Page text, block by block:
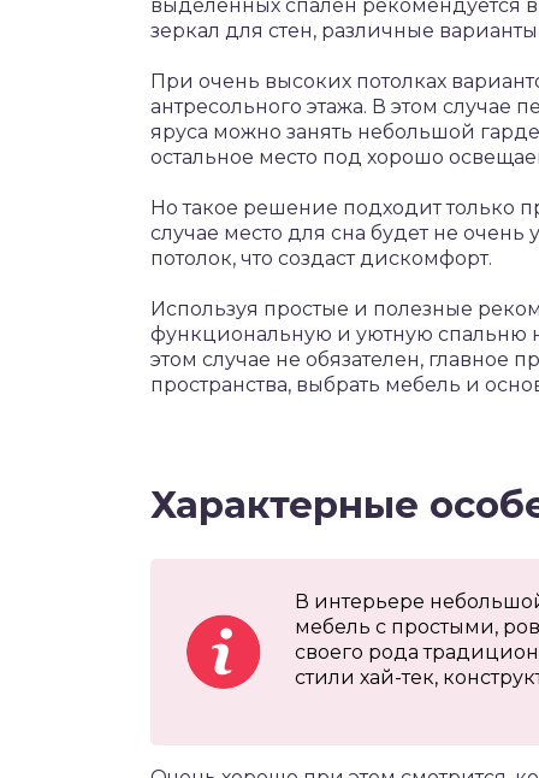
выделенных спален рекомендуется в
зеркал для стен, различные
При очень высоких потолках
антресольного этажа. В этом случае
яруса можно занять небольшой
остальное место под хорошо
Но такое решение подходит только
случае место для сна будет не
потолок, что создаст дискомфорт.
Используя простые и полезные
функциональную и уютную спальню
этом случае не обязателен,
пространства, выбрать мебель и
Характерные
В интерьере
мебель с простыми,
своего рода
стили хай-тек,